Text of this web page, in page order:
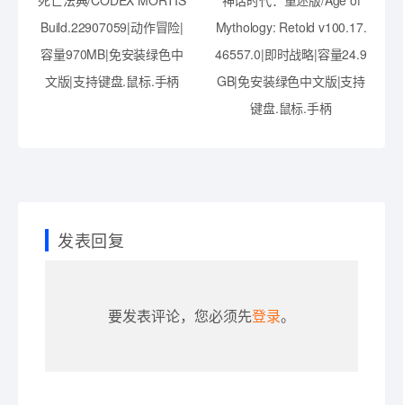
Build.22907059|动作冒险|
容量970MB|免安装绿色中
文版|支持键盘.鼠标.手柄
Mythology: Retold v100.17.
46557.0|即时战略|容量24.9
GB|免安装绿色中文版|支持
键盘.鼠标.手柄
发表回复
要发表评论，您必须先登录。